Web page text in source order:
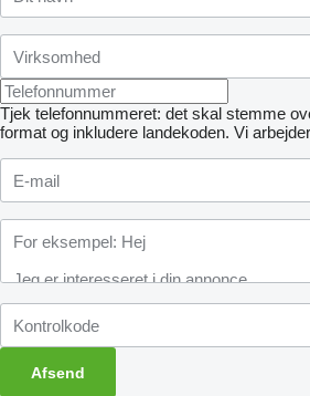
Tjek telefonnummeret: det skal stemme
format og inkludere landekoden. Vi